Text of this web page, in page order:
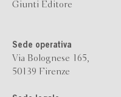
Giunti Editore
Sede operativa
Via Bolognese 165,
50139 Firenze